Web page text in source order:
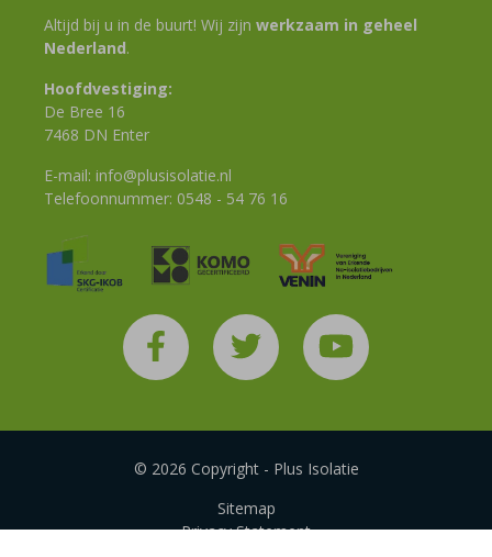
Altijd bij u in de buurt! Wij zijn werkzaam in geheel
Nederland.
Hoofdvestiging:
De Bree 16
7468 DN Enter
E-mail: info@plusisolatie.nl
Telefoonnummer: 0548 - 54 76 16
© 2026 Copyright - Plus Isolatie
Sitemap
Privacy Statement